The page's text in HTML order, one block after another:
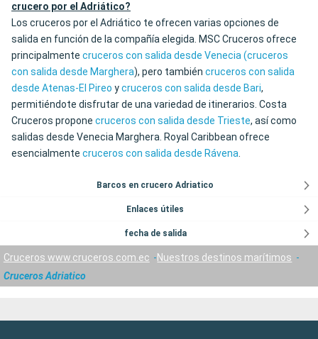
crucero por el Adriático?
Los cruceros por el Adriático te ofrecen varias opciones de
salida en función de la compañía elegida. MSC Cruceros ofrece
principalmente cruceros con salida desde Venecia(cruceros
con salida desde Marghera), pero también cruceros con salida
desde Atenas-El Pireo ycruceros con salida desde Bari,
permitiéndote disfrutar de una variedad de itinerarios. Costa
Cruceros propone cruceros con salida desde Trieste, así como
salidas desde Venecia Marghera. Royal Caribbean ofrece
esencialmente cruceros con salida desde Rávena.
Barcos en crucero Adriatico
Enlaces útiles
fecha de salida
Cruceros www.cruceros.com.ec
Nuestros destinos marítimos
Cruceros Adriatico